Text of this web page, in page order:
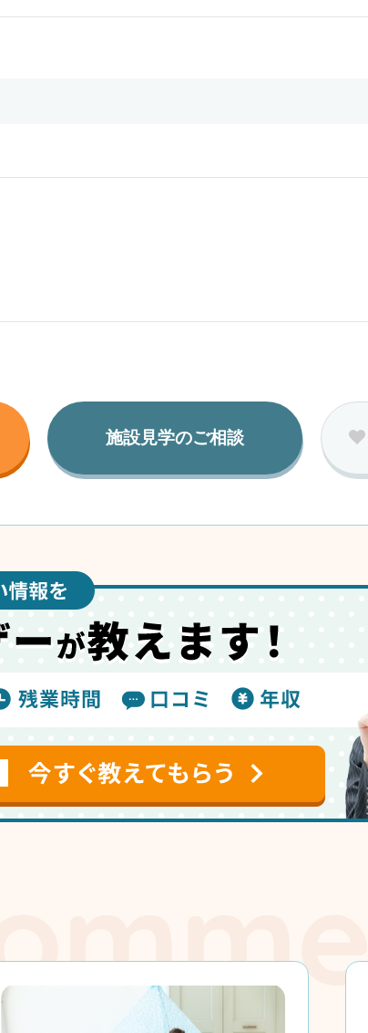
施設見学のご相談